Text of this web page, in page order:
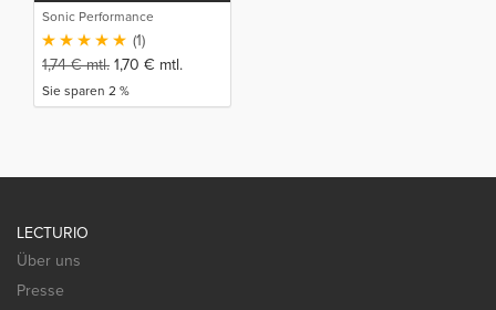
Sonic Performance
(1)
1,74€mtl. 1,70 € mtl.
Sie sparen 2 %
LECTURIO
Über uns
Presse